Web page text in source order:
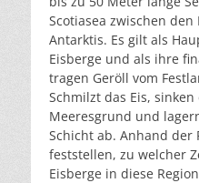
Scotiasea zwischen
Antarktis. Es gilt als
Eisberge und als ihre
tragen Geröll vom
Schmilzt das Eis,
Meeresgrund und
Schicht ab. Anhand der
feststellen, zu welcher
Eisberge in diese